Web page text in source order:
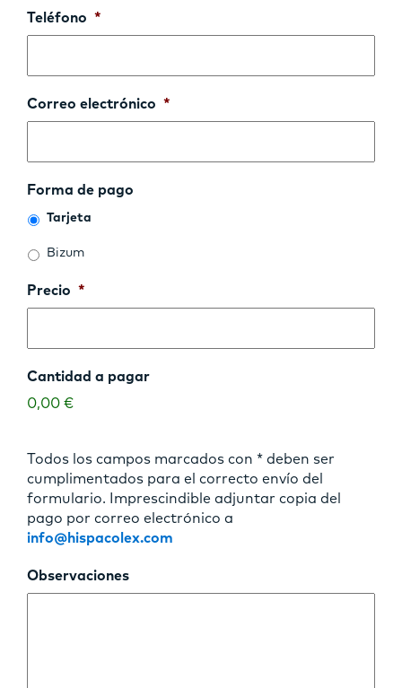
Teléfono *
Correo electrónico *
Forma de pago
Tarjeta
Bizum
Precio *
Cantidad a pagar
0,00 €
Todos los campos marcados con * deben ser
cumplimentados para el correcto envío del
formulario. Imprescindible adjuntar copia del
pago por correo electrónico a
info@hispacolex.com
Observaciones